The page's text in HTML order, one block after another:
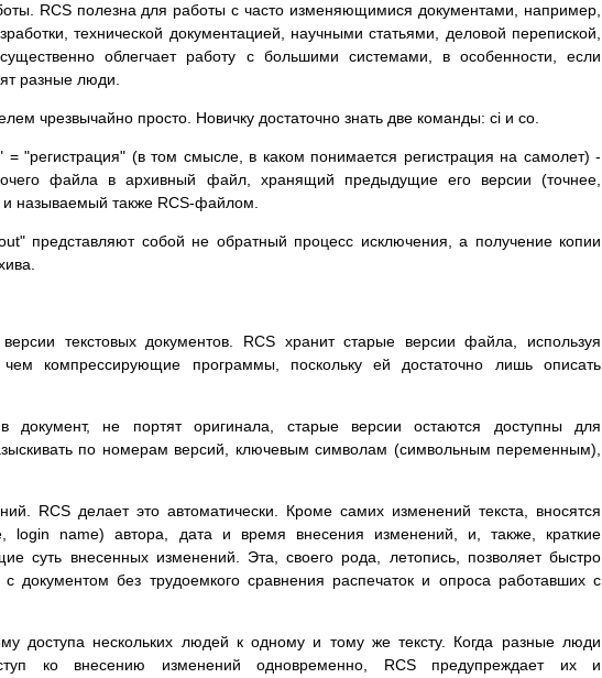
RCS полезна для работы с часто изменяющимися документами, например,
технической документацией, научными статьями, деловой перепиской,
облегчает работу с большими системами, в особенности, если
разные люди.
чрезвычайно просто. Новичку достаточно знать две команды: ci и co.
"регистрация" (в том смысле, в каком понимается регистрация на самолет) -
файла в архивный файл, хранящий предыдущие его версии (точнее,
называемый также RCS-файлом.
представляют собой не обратный процесс исключения, а получение копии
текстовых документов. RCS хранит старые версии файла, используя
компрессирующие программы, поскольку ей достаточно лишь описать
документ, не портят оригинала, старые версии остаются доступны для
по номерам версий, ключевым символам (символьным переменным),
RCS делает это автоматически. Кроме самих изменений текста, вносятся
login name) автора, дата и время внесения изменений, и, также, краткие
суть внесенных изменений. Эта, своего рода, летопись, позволяет быстро
с документом без трудоемкого сравнения распечаток и опроса работавших с
доступа нескольких людей к одному и тому же тексту. Когда разные люди
ко внесению изменений одновременно, RCS предупреждает их и